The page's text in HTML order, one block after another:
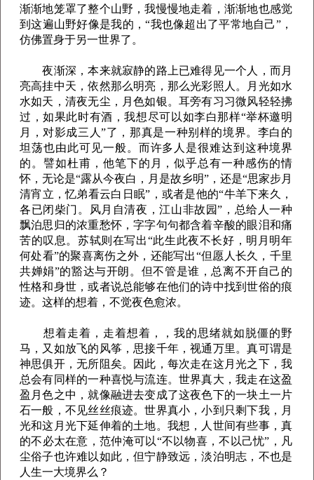
渐渐地笼罩了整个山野，我慢慢地走着，渐渐地也感觉
到这遍山野好像是我的，“我也像超出了平常地自己”，
仿佛置身于另一世界了。
夜渐深，本来就寂静的路上已难得见一个人，而月
亮高挂中天，依然那么明亮，那么光彩照人。月光如水
水如天，清夜无尘，月色如银。耳旁有习习微风轻轻拂
过，如果此时有酒，我想尽可以如李白那样“举杯邀明
月，对影成三人”了，那真是一种别样的境界。李白的
坦荡也由此可见一般。而许多人是很难达到这种境界
的。譬如杜甫，他笔下的月，似乎总有一种感伤的情
怀，无论是“露从今夜白，月是故乡明”，还是“思家步月
清宵立，忆弟看云白日眠”，或者是他的“牛羊下来久，
各已闭柴门。风月自清夜，江山非故园”，总给人一种
飘泊思归的浓重愁怀，字字句句都含着辛酸的眼泪和痛
苦的叹息。苏轼则在写出“此生此夜不长好，明月明年
何处看”的聚喜离伤之外，还能写出“但愿人长久，千里
共婵娟”的豁达与开朗。但不管是谁，总离不开自己的
性格和身世，或者说总能够在他们的诗中找到世俗的痕
迹。这样的想着，不觉夜色愈浓。
想着走着，走着想着，，我的思绪就如脱僵的野
马，又如放飞的风筝，思接千年，视通万里。真可谓是
神思俱开，无所阻矣。因此，每次走在这月光之下，我
总会有同样的一种喜悦与流连。世界真大，我走在这盈
盈月色之中，就像融进去变成了这夜色下的一块土一片
石一般，不见丝丝痕迹。世界真小，小到只剩下我，月
光和这月光下延伸着的土地。我想，人世间有些事，真
的不必太在意，范仲淹可以“不以物喜，不以己忧”，凡
尘俗子也许难以如此，但宁静致远，淡泊明志，不也是
人生一大境界么？